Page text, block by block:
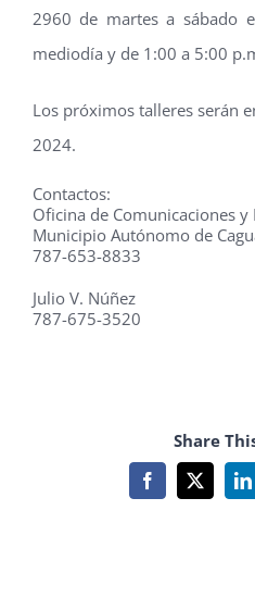
2960 de martes a sábado
mediodía y de 1:00 a 5:00
Los próximos talleres serán
2024.
Contactos:
Oficina de Comunicaciones y
Municipio Autónomo de
787-653-8833
Julio V. Núñez
787-675-3520
Share
Facebook
X